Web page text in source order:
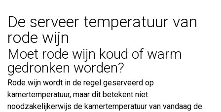
De serveer temperatuur van
rode wijn
Moet rode wijn koud of warm
gedronken worden?
Rode wijn wordt in de regel geserveerd op
kamertemperatuur, maar dit betekent niet
noodzakelijkerwijs de kamertemperatuur van vandaag de